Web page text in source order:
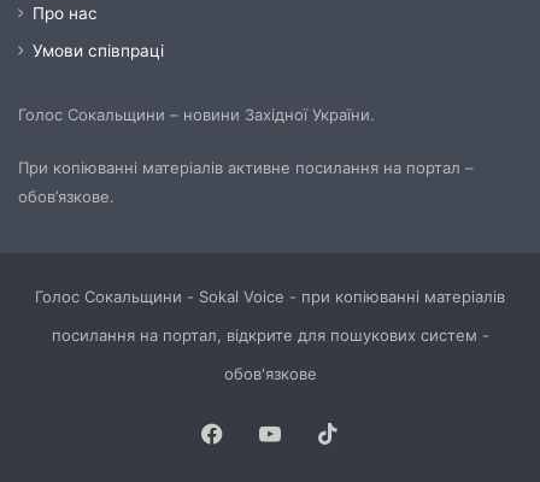
Про нас
Умови співпраці
Голос Сокальщини – новини Західної України.
При копіюванні матеріалів активне посилання на портал –
обов’язкове.
Голос Сокальщини - Sokal Voice - при копіюванні матеріалів
посилання на портал, відкрите для пошукових систем -
обов'язкове
Facebook
YouTube